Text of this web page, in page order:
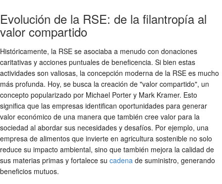
Evolución de la RSE: de la filantropía al
valor compartido
Históricamente, la RSE se asociaba a menudo con donaciones
caritativas y acciones puntuales de beneficencia. Si bien estas
actividades son valiosas, la concepción moderna de la RSE es mucho
más profunda. Hoy, se busca la creación de "valor compartido", un
concepto popularizado por Michael Porter y Mark Kramer. Esto
significa que las empresas identifican oportunidades para generar
valor económico de una manera que también cree valor para la
sociedad al abordar sus necesidades y desafíos. Por ejemplo, una
empresa de alimentos que invierte en agricultura sostenible no solo
reduce su impacto ambiental, sino que también mejora la calidad de
sus materias primas y fortalece su cadena de suministro, generando
beneficios mutuos.